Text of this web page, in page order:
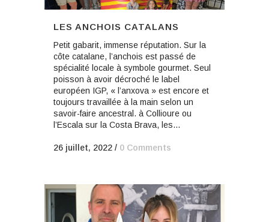
LES ANCHOIS CATALANS
Petit gabarit, immense réputation. Sur la
côte catalane, l’anchois est passé de
spécialité locale à symbole gourmet. Seul
poisson à avoir décroché le label
européen IGP, « l’anxova » est encore et
toujours travaillée à la main selon un
savoir-faire ancestral. à Collioure ou
l’Escala sur la Costa Brava, les...
26 juillet, 2022 / 0 Comments